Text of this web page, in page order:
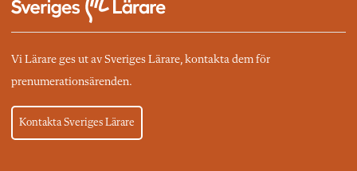
Vi Lärare ges ut av Sveriges Lärare, kontakta dem för
prenumerationsärenden.
Kontakta Sveriges Lärare